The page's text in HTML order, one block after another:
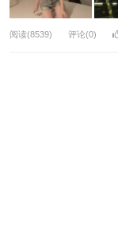
阅读(8539) 评论(0)